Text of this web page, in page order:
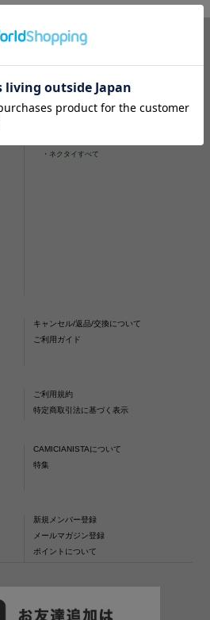
タイトフィット
・ニットシャツすべて
・ ネクタイすべて
キャンセル/返品/交換について
ご利用ガイド
ご利用規約
特定商取引法に基づく表示
CAMICIANISTAについて
特集
新規メンバー登録
メールマガジン登録
ポイントについて